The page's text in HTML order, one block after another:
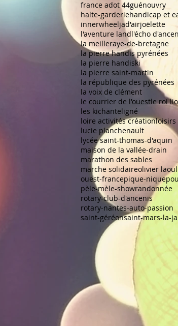
france adot 44guénouvry
halte-garderiehandicap et
innerwheeljad'airjoëlette
l'aventure landl'écho
la meilleraye-de-bretagne
la pierre handis pyrénées
la pierre handiski
la pierre saint-martin
la république des pyrénées
la voix de clément
le courrier de l'ouestle roi
les kichanteligné
loire activités création
lucie planchenault
lycée saint-thomas-d'aquin
maison de la vallée-drain
marathon des sables
marche solidaireolivier laoul
ouest-francepique-nique
pèle-mèle-showrandonnée
rotary-club-d'ancenis
rotary-nantes-auto-passion
saint-géréonsaint-mars-la-